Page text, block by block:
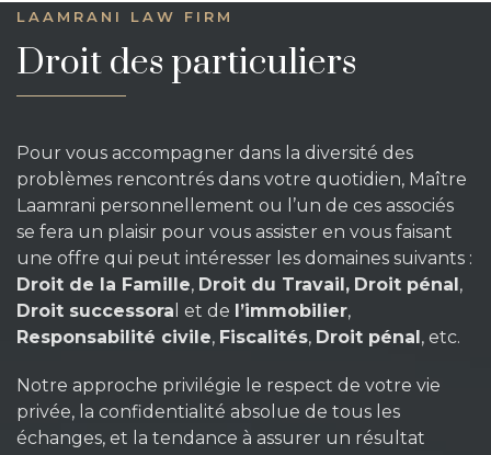
LAAMRANI LAW FIRM
Droit des particuliers
Pour vous accompagner dans la diversité des
problèmes rencontrés dans votre quotidien, Maître
Laamrani personnellement ou l’un de ces associés
se fera un plaisir pour vous assister en vous faisant
une offre qui peut intéresser les domaines suivants :
Droit de la Famille, Droit du Travail, Droit pénal,
Droit successora l et de l’immobilier,
Responsabilité civile, Fiscalités, Droit pénal, etc.
Notre approche privilégie le respect de votre vie
privée, la confidentialité absolue de tous les
échanges, et la tendance à assurer un résultat